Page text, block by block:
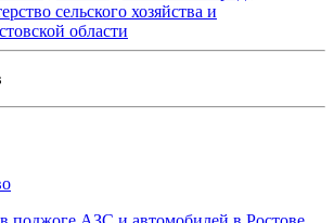
сельского хозяйства и
области